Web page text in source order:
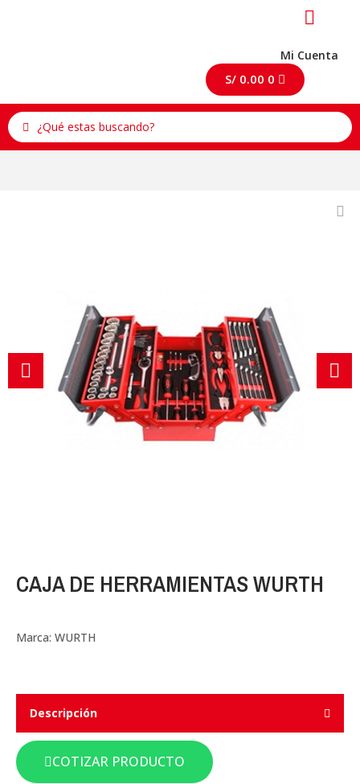
Mi Cuenta
S/ 0.00 0
CAJA DE HERRAMIENTAS WURTH
Marca: WURTH
Descripción
COTIZAR PRODUCTO